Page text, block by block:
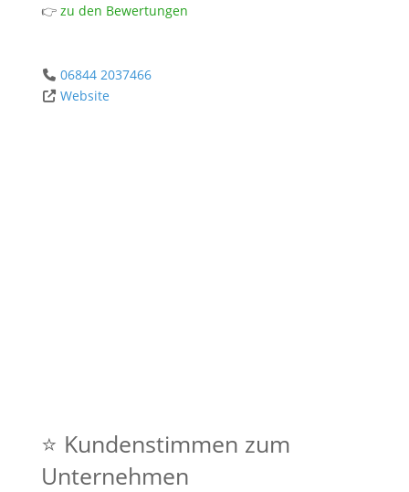
👉zu den Bewertungen
06844 2037466
Website
⭐ Kundenstimmen zum
Unternehmen